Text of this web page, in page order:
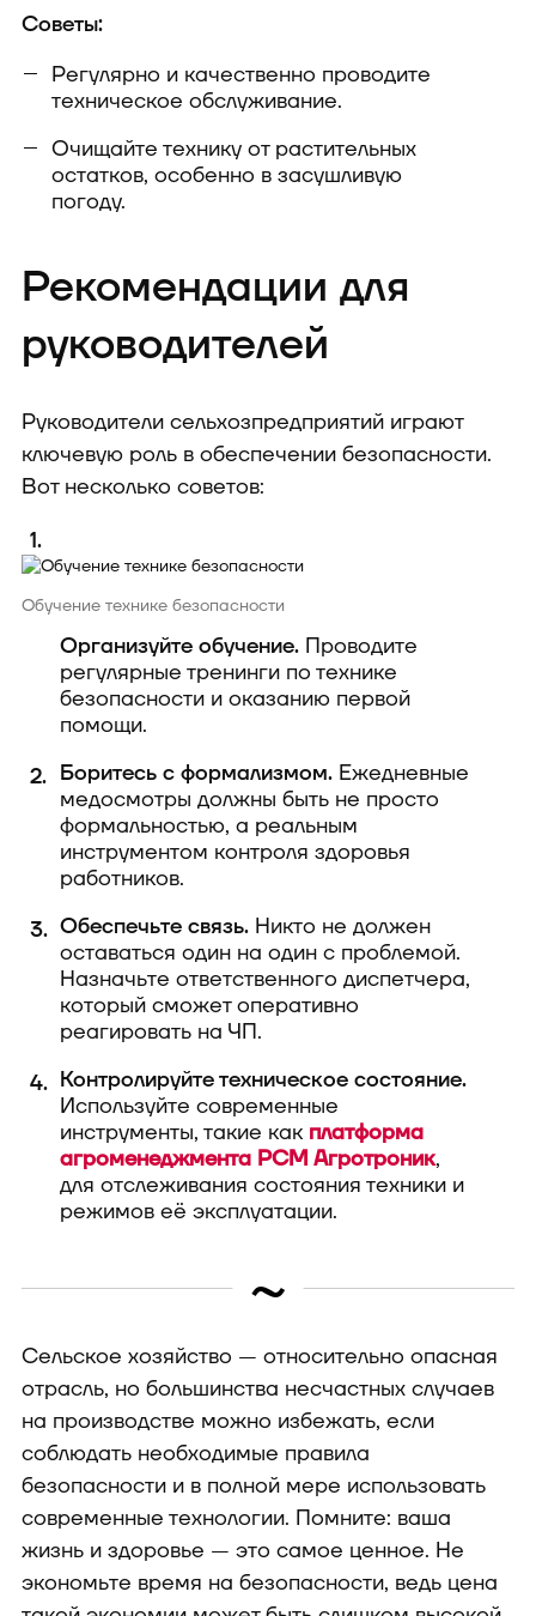
Советы:
Регулярно и качественно проводите
техническое обслуживание.
Очищайте технику от растительных
остатков, особенно в засушливую
погоду.
Рекомендации для
руководителей
Руководители сельхозпредприятий играют
ключевую роль в обеспечении безопасности.
Вот несколько советов:
Обучение технике безопасности
Организуйте обучение.Проводите
регулярные тренинги по технике
безопасности и оказанию первой
помощи.
Боритесь с формализмом.Ежедневные
медосмотры должны быть не просто
формальностью, а реальным
инструментом контроля здоровья
работников.
Обеспечьте связь.Никто не должен
оставаться один на один с проблемой.
Назначьте ответственного диспетчера,
который сможет оперативно
реагировать на ЧП.
Контролируйте техническое состояние.
Используйте современные
инструменты, такие как платформа
агроменеджмента РСМ Агротроник,
для отслеживания состояния техники и
режимов её эксплуатации.
~
Сельское хозяйство — относительно опасная
отрасль, но большинства несчастных случаев
на производстве можно избежать, если
соблюдать необходимые правила
безопасности и в полной мере использовать
современные технологии. Помните: ваша
жизнь и здоровье — это самое ценное. Не
экономьте время на безопасности, ведь цена